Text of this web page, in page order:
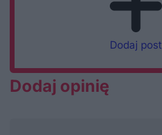
Dodaj post
Dodaj opinię